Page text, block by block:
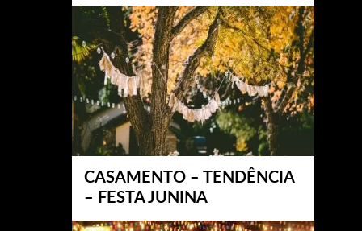
CASAMENTO – TENDÊNCIA
– FESTA JUNINA